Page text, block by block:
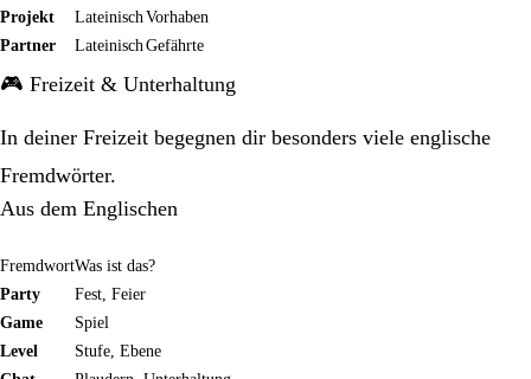
Projekt
Lateinisch Vorhaben
Partner
Lateinisch Gefährte
🎮 Freizeit & Unterhaltung
In deiner Freizeit begegnen dir besonders viele englische
Fremdwörter.
Aus dem Englischen
FremdwortWas ist das?
Party
Fest, Feier
Game
Spiel
Level
Stufe, Ebene